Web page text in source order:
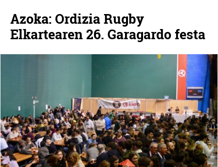
Azoka: Ordizia Rugby
Elkartearen 26. Garagardo festa